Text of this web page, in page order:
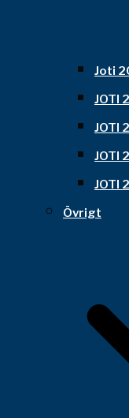
Joti
JOTI
JOTI
JOTI
JOTI
Övrigt